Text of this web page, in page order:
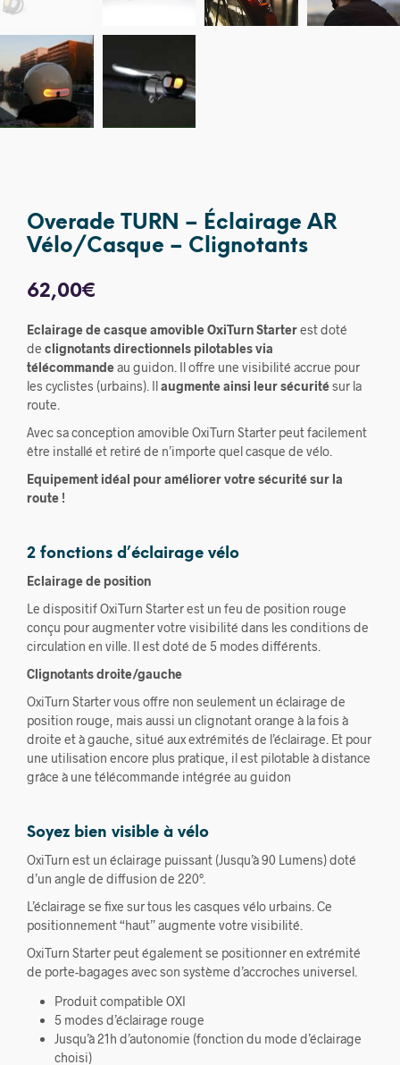
Overade TURN – Éclairage AR
Vélo/Casque – Clignotants
62,00€
Eclairage de casque amovible OxiTurn Starterest doté
de clignotants directionnels pilotables via
télécommandeau guidon. Il offre une visibilité accrue pour
les cyclistes (urbains). Ilaugmente ainsi leur sécuritésur la
route.
Avec sa conception amovible OxiTurn Starter peut facilement
être installé et retiré de n’importe quel casque de vélo.
Equipement idéal pour améliorer votre sécurité sur la
route !
2 fonctions d’éclairage vélo
Eclairage de position
Le dispositif OxiTurn Starter est un feu de position rouge
conçu pour augmenter votre visibilité dans les conditions de
circulation en ville. Il est doté de 5 modes différents.
Clignotants droite/gauche
OxiTurn Starter vous offre non seulement un éclairage de
position rouge, mais aussi un clignotant orange à la fois à
droite et à gauche, situé aux extrémités de l’éclairage. Et pour
une utilisation encore plus pratique, il est pilotable à distance
grâce à une télécommande intégrée au guidon
Soyez bien visible à vélo
OxiTurn est un éclairage puissant (Jusqu’à 90 Lumens) doté
d’un angle de diffusion de 220°.
L’éclairage se fixe sur tous les casques vélo urbains. Ce
positionnement “haut” augmente votre visibilité.
OxiTurn Starter peut également se positionner en extrémité
de porte-bagages avec son système d’accroches universel.
Produit compatible OXI
5 modes d’éclairage rouge
Jusqu’à 21h d’autonomie (fonction du mode d’éclairage
choisi)